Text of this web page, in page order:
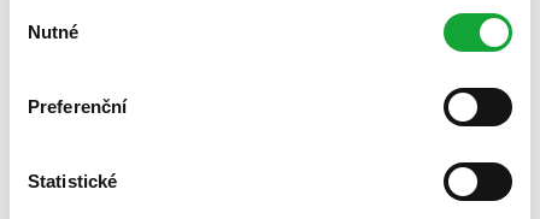
souhlasu
Nutné
Preferenční
Statistické